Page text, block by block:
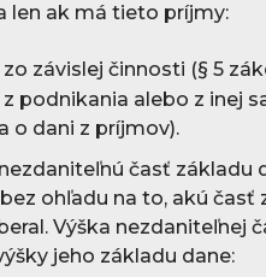
len ak má tieto príjmy:
závislej činnosti (§ 5
podnikania alebo z inej
o dani z príjmov).
časť základu
ohľadu na to, akú
Výška nezdaniteľnej
jeho základu dane: